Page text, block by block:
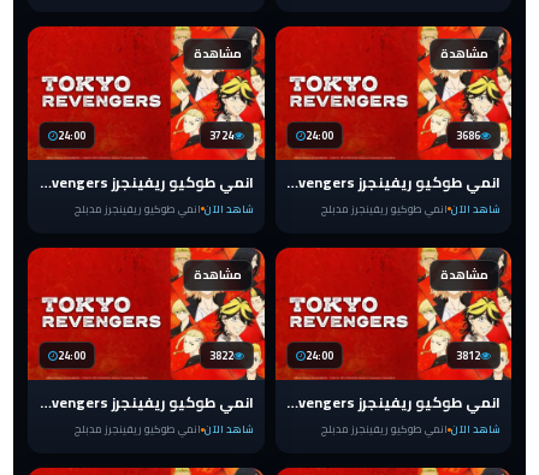
مشاهدة
24:00 3686
انمي طوكيو ريفينجرز Tokyo Revengers الحلقة 16 مدبلج
شاهد الآن انمي طوكيو ريفينجرز مدبلج
مشاهدة
24:00 3724
انمي طوكيو ريفينجرز Tokyo Revengers الحلقة 15 مدبلج
شاهد الآن انمي طوكيو ريفينجرز مدبلج
مشاهدة
24:00 3812
انمي طوكيو ريفينجرز Tokyo Revengers الحلقة 14 مدبلج
شاهد الآن انمي طوكيو ريفينجرز مدبلج
مشاهدة
24:00 3822
انمي طوكيو ريفينجرز Tokyo Revengers الحلقة 13 مدبلج
شاهد الآن انمي طوكيو ريفينجرز مدبلج